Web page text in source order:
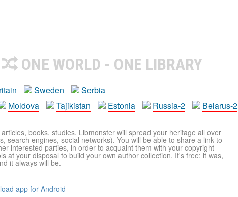
ONE WORLD - ONE LIBRARY
Sweden
Serbia
Moldova Tajikistan Estonia Russia-2 Belarus-2
books, studies. Libmonster will spread your heritage all over
search engines, social networks). You will be able to share a link to
interested parties, in order to acquaint them with your copyright
at your disposal to build your own author collection. It's free: it was,
it always will be.
app for Android